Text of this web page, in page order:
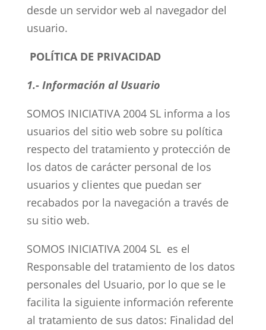
desde un servidor web al navegador del
usuario.
POLÍTICA DE PRIVACIDAD
1.- Información al Usuario
SOMOS INICIATIVA 2004 SL informa a los
usuarios del sitio web sobre su política
respecto del tratamiento y protección de
los datos de carácter personal de los
usuarios y clientes que puedan ser
recabados por la navegación a través de
su sitio web.
SOMOS INICIATIVA 2004 SL es el
Responsable del tratamiento de los datos
personales del Usuario, por lo que se le
facilita la siguiente información referente
al tratamiento de sus datos: Finalidad del